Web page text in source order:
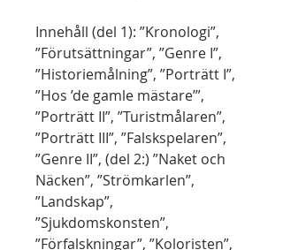
Innehåll (del 1): ”Kronologi”,
”Förutsättningar”, ”Genre I”,
”Historiemålning”, ”Porträtt I”,
”Hos ’de gamle mästare’”,
”Porträtt II”, ”Turistmålaren”,
”Porträtt III”, ”Falskspelaren”,
”Genre II”, (del 2:) ”Naket och
Näcken”, ”Strömkarlen”,
”Landskap”,
”Sjukdomskonsten”,
”Förfalskningar”, ”Koloristen”,